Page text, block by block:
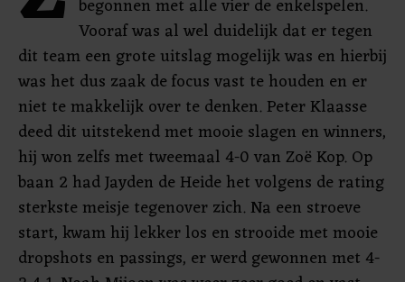
begonnen met alle vier de enkelspelen.
Vooraf was al wel duidelijk dat er tegen
dit team een grote uitslag mogelijk was en hierbij
was het dus zaak de focus vast te houden en er
niet te makkelijk over te denken. Peter Klaasse
deed dit uitstekend met mooie slagen en winners,
hij won zelfs met tweemaal 4-0 van Zoë Kop. Op
baan 2 had Jayden de Heide het volgens de rating
sterkste meisje tegenover zich. Na een stroeve
start, kwam hij lekker los en strooide met mooie
dropshots en passings, er werd gewonnen met 4-